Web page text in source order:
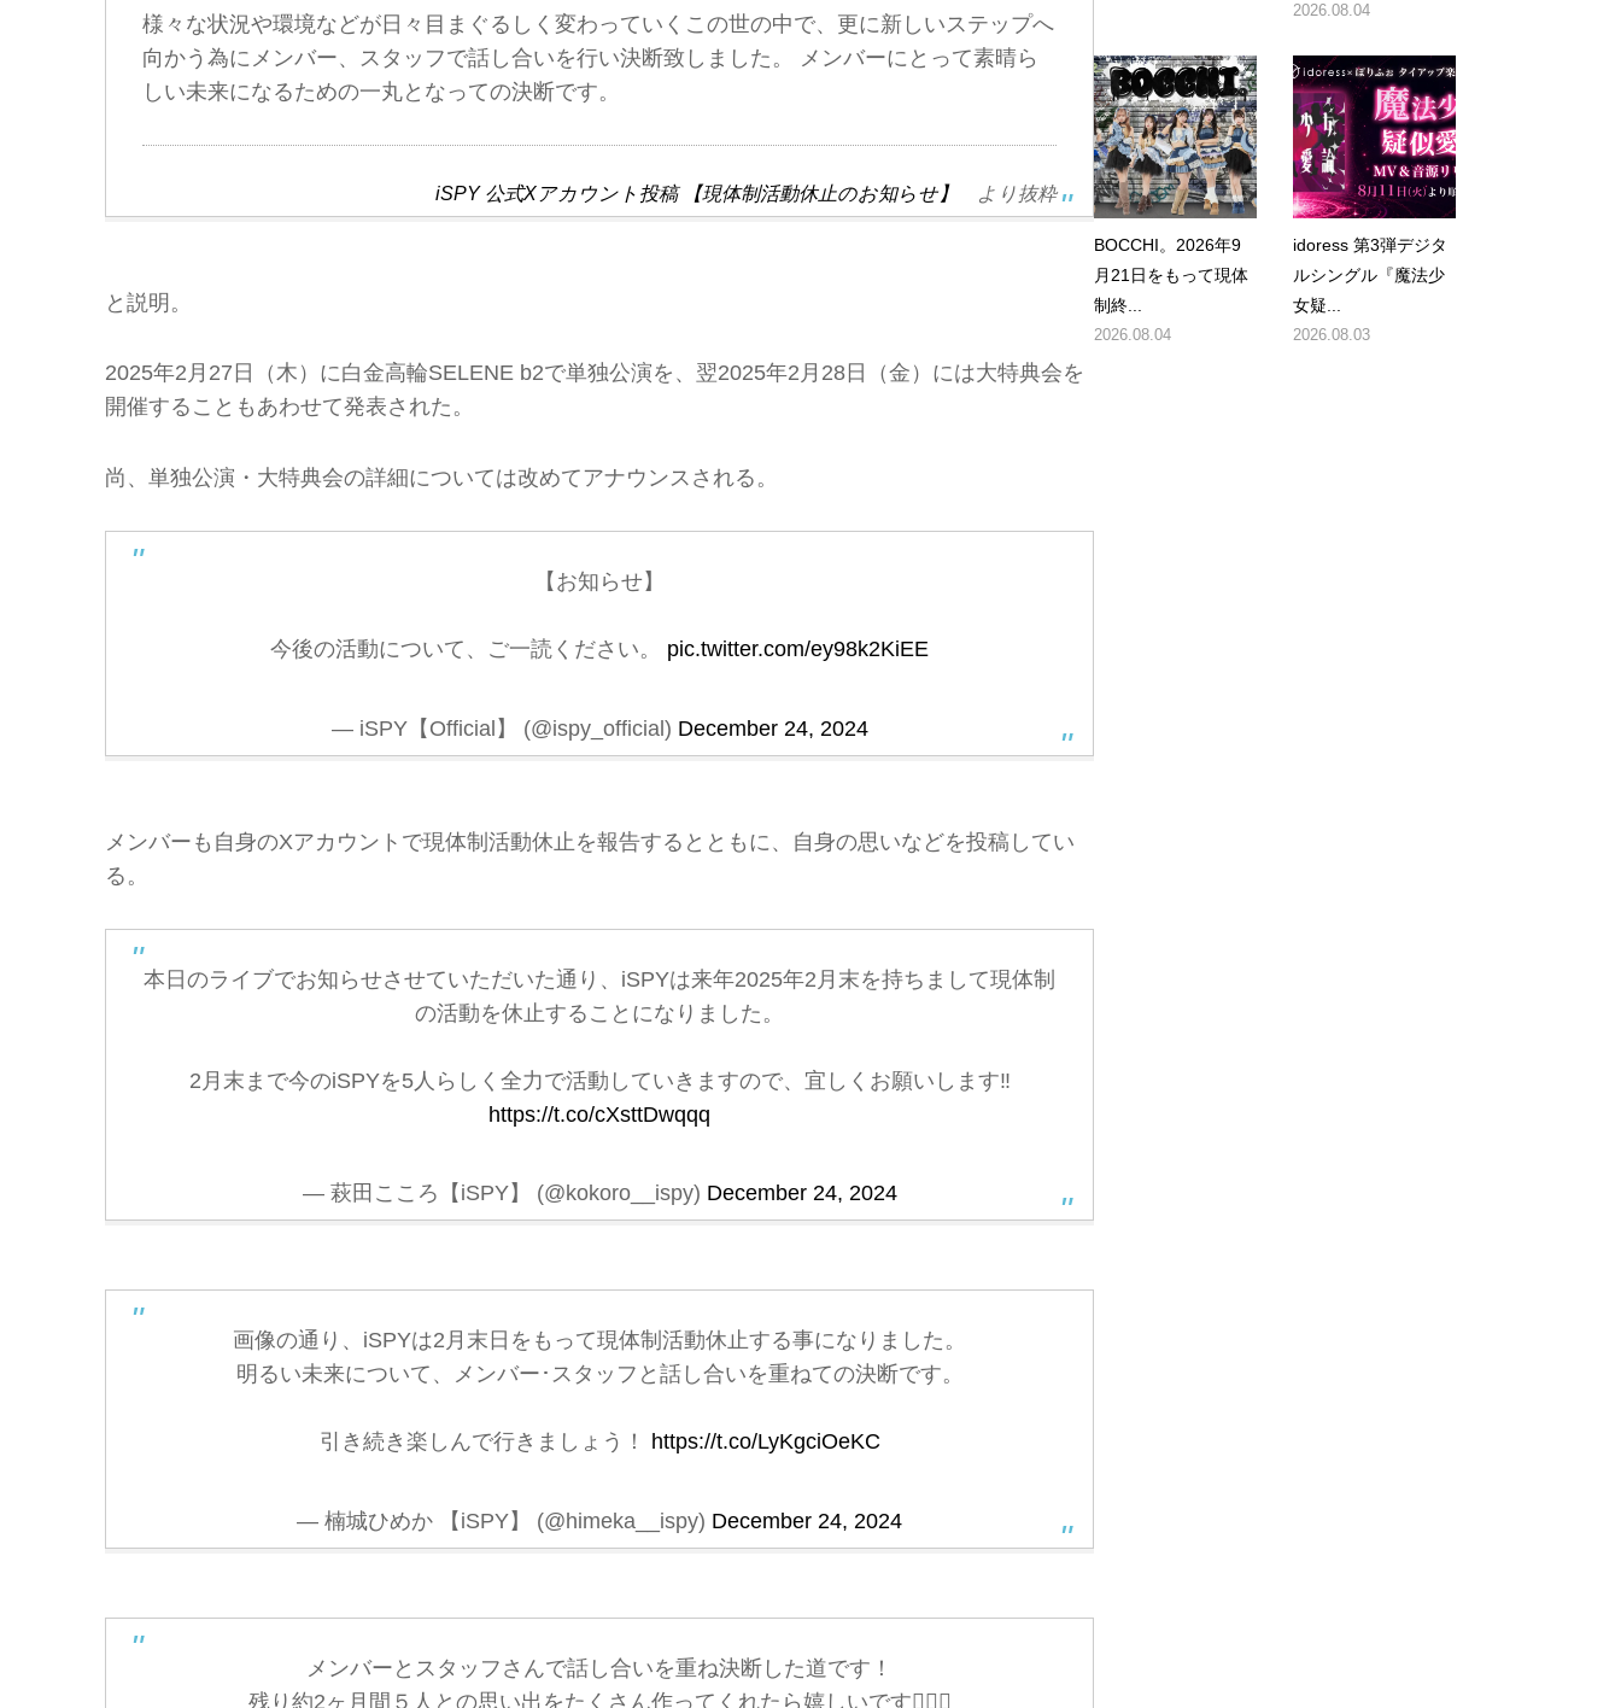
様々な状況や環境などが日々目まぐるしく変わっていくこの世の中で、更に新しいステップへ
向かう為にメンバー、スタッフで話し合いを行い決断致しました。 メンバーにとって素晴ら
しい未来になるための一丸となっての決断です。
iSPY 公式Xアカウント投稿 【現体制活動休止のお知らせ】 より抜粋
と説明。
2025年2月27日（木）に白金高輪SELENE b2で単独公演を、翌2025年2月28日（金）には大特典会を
開催することもあわせて発表された。
尚、単独公演・大特典会の詳細については改めてアナウンスされる。
【お知らせ】
今後の活動について、ご一読ください。 pic.twitter.com/ey98k2KiEE
— iSPY【Official】 (@ispy_official) December 24, 2024
メンバーも自身のXアカウントで現体制活動休止を報告するとともに、自身の思いなどを投稿してい
る。
本日のライブでお知らせさせていただいた通り、iSPYは来年2025年2月末を持ちまして現体制
の活動を休止することになりました。
2月末まで今のiSPYを5人らしく全力で活動していきますので、宜しくお願いします‼︎
https://t.co/cXsttDwqqq
— 萩田こころ【iSPY】 (@kokoro__ispy) December 24, 2024
画像の通り、iSPYは2月末日をもって現体制活動休止する事になりました。
明るい未来について、メンバー･スタッフと話し合いを重ねての決断です。
引き続き楽しんで行きましょう！ https://t.co/LyKgciOeKC
— 楠城ひめか 【iSPY】 (@himeka__ispy) December 24, 2024
メンバーとスタッフさんで話し合いを重ね決断した道です！
残り約2ヶ月間５人との思い出をたくさん作ってくれたら嬉しいです🙇🏻‍♀️
2026.08.04
BOCCHI。2026年9
月21日をもって現体
制終...
2026.08.04
idoress 第3弾デジタ
ルシングル『魔法少
女疑...
2026.08.03